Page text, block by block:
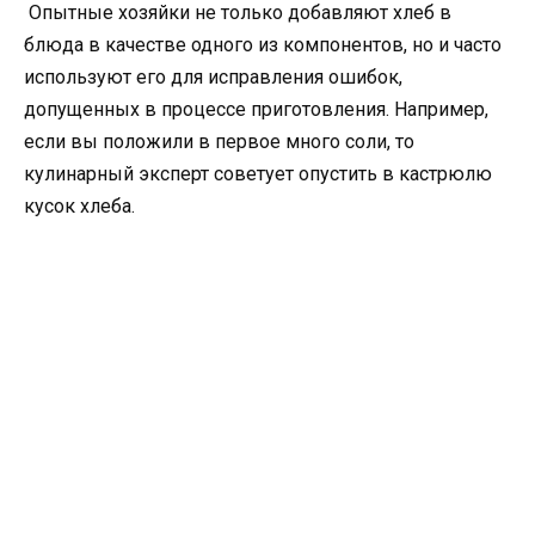
Опытные хозяйки не только добавляют хлеб в
блюда в качестве одного из компонентов, но и часто
используют его для исправления ошибок,
допущенных в процессе приготовления. Например,
если вы положили в первое много соли, то
кулинарный эксперт советует опустить в кастрюлю
кусок хлеба.